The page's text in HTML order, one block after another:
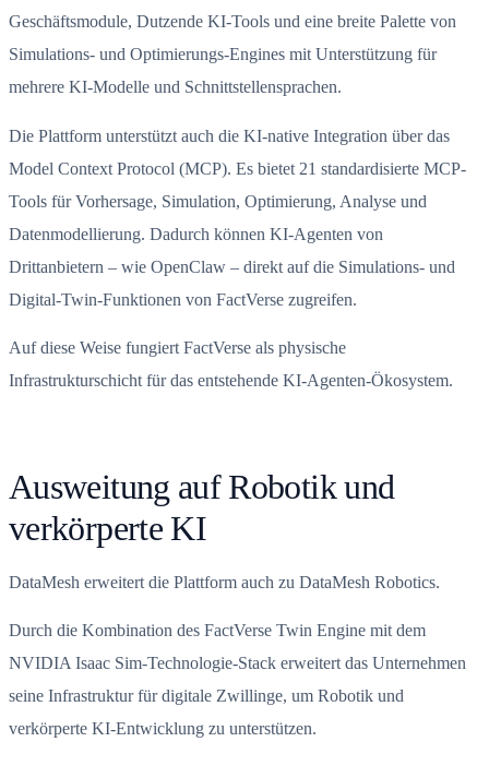
Geschäftsmodule, Dutzende KI-Tools und eine breite Palette von
Simulations- und Optimierungs-Engines mit Unterstützung für
mehrere KI-Modelle und Schnittstellensprachen.
Die Plattform unterstützt auch die KI-native Integration über das
Model Context Protocol (MCP). Es bietet 21 standardisierte MCP-
Tools für Vorhersage, Simulation, Optimierung, Analyse und
Datenmodellierung. Dadurch können KI-Agenten von
Drittanbietern – wie OpenClaw – direkt auf die Simulations- und
Digital-Twin-Funktionen von FactVerse zugreifen.
Auf diese Weise fungiert FactVerse als physische
Infrastrukturschicht für das entstehende KI-Agenten-Ökosystem.
Ausweitung auf Robotik und
verkörperte KI
DataMesh erweitert die Plattform auch zu DataMesh Robotics.
Durch die Kombination des FactVerse Twin Engine mit dem
NVIDIA Isaac Sim-Technologie-Stack erweitert das Unternehmen
seine Infrastruktur für digitale Zwillinge, um Robotik und
verkörperte KI-Entwicklung zu unterstützen.